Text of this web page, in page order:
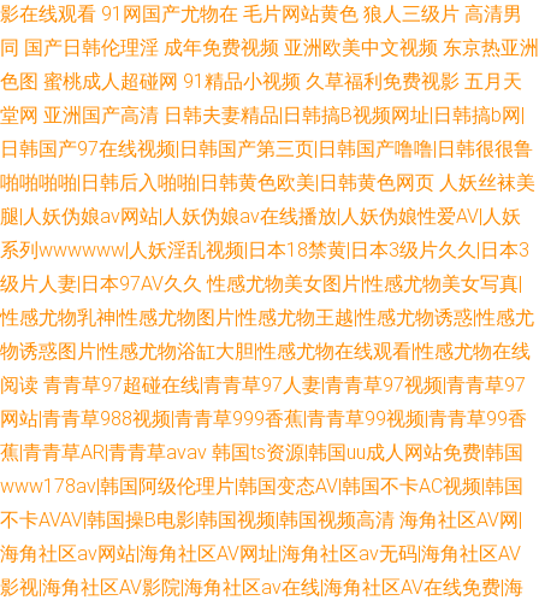
影在线观看 91网国产尤物在 毛片网站黄色 狼人三级片 高清男
同 国产日韩伦理淫 成年免费视频 亚洲欧美中文视频 东京热亚洲
色图 蜜桃成人超碰网 91精品小视频 久草福利免费视影 五月天
堂网 亚洲国产高清 日韩夫妻精品|日韩搞B视频网址|日韩搞b网|
日韩国产97在线视频|日韩国产第三页|日韩国产噜噜|日韩很很鲁
啪啪啪啪|日韩后入啪啪|日韩黄色欧美|日韩黄色网页 人妖丝袜美
腿|人妖伪娘av网站|人妖伪娘av在线播放|人妖伪娘性爱AV|人妖
系列wwwwww|人妖淫乱视频|日本18禁黄|日本3级片久久|日本3
级片人妻|日本97AV久久 性感尤物美女图片|性感尤物美女写真|
性感尤物乳神|性感尤物图片|性感尤物王越|性感尤物诱惑|性感尤
物诱惑图片|性感尤物浴缸大胆|性感尤物在线观看|性感尤物在线
阅读 青青草97超碰在线|青青草97人妻|青青草97视频|青青草97
网站|青青草988视频|青青草999香蕉|青青草99视频|青青草99香
蕉|青青草AR|青青草avav 韩国ts资源|韩国uu成人网站免费|韩国
www178av|韩国阿级伦理片|韩国变态AV|韩国不卡AC视频|韩国
不卡AVAV|韩国操B电影|韩国视频|韩国视频高清 海角社区AV网|
海角社区av网站|海角社区AV网址|海角社区av无码|海角社区AV
影视|海角社区AV影院|海角社区av在线|海角社区AV在线免费|海